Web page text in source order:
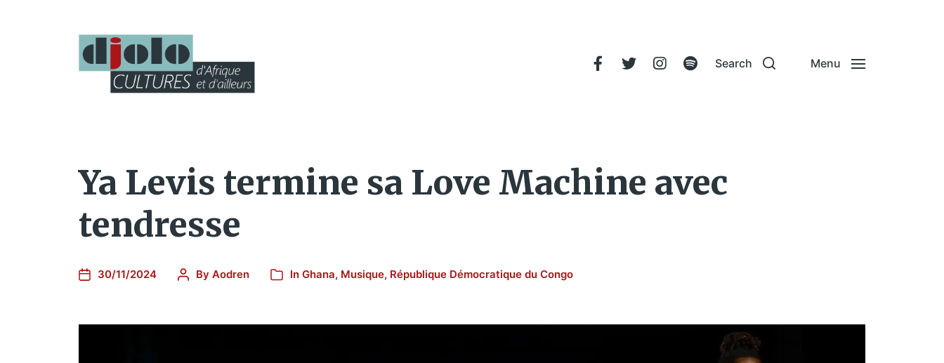
Search Menu
Ya Levis termine sa Love Machine avec
tendresse
30/11/2024 By Aodren In Ghana, Musique, République Démocratique du Congo